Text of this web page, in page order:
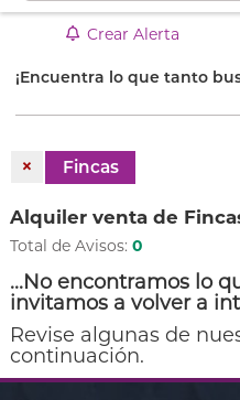
Crear Alerta
¡Encuentra lo que tanto
× Fincas
Alquiler venta de
Total de Avisos: 0
...No encontramos lo
invitamos a volver a
Revise algunas de
continuación.